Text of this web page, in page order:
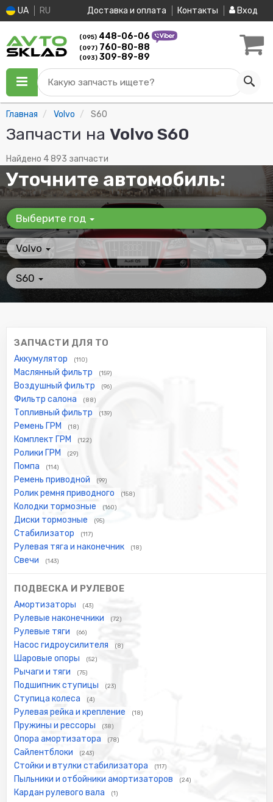
UA RU Доставка и оплата Контакты Вход
(095) 448-06-06
(097) 760-80-88
(093) 309-89-89
Какую запчасть ищете?
Главная Volvo S60
Запчасти на Volvo S60
Найдено 4 893 запчасти
Уточните автомобиль:
Выберите год
Volvo
S60
ЗАПЧАСТИ ДЛЯ ТО
Аккумулятор (110)
Маслянный фильтр (159)
Воздушный фильтр (96)
Фильтр салона (88)
Топливный фильтр (139)
Ремень ГРМ (18)
Комплект ГРМ (122)
Ролики ГРМ (29)
Помпа (114)
Ремень приводной (99)
Ролик ремня приводного (158)
Колодки тормозные (160)
Диски тормозные (95)
Стабилизатор (117)
Рулевая тяга и наконечник (18)
Свечи (143)
ПОДВЕСКА И РУЛЕВОЕ
Амортизаторы (43)
Рулевые наконечники (72)
Рулевые тяги (66)
Насос гидроусилителя (8)
Шаровые опоры (52)
Рычаги и тяги (75)
Подшипник ступицы (23)
Ступица колеса (4)
Рулевая рейка и крепление (18)
Пружины и рессоры (38)
Опора амортизатора (78)
Сайлентблоки (243)
Стойки и втулки стабилизатора (117)
Пыльники и отбойники амортизаторов (24)
Кардан рулевого вала (1)